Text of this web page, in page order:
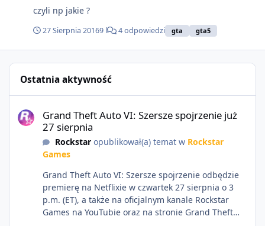
czyli np jakie ?
27 Sierpnia 20169 l 4 odpowiedzi gta gta5
Ostatnia aktywność
Grand Theft Auto VI: Szersze spojrzenie już
27 sierpnia
Rockstaropublikował(a) temat w Rockstar
Games
Grand Theft Auto VI: Szersze spojrzenie odbędzie
premierę na Netflixie w czwartek 27 sierpnia o 3
p.m. (ET), a także na oficjalnym kanale Rockstar
Games na YouTubie oraz na stronie Grand Theft